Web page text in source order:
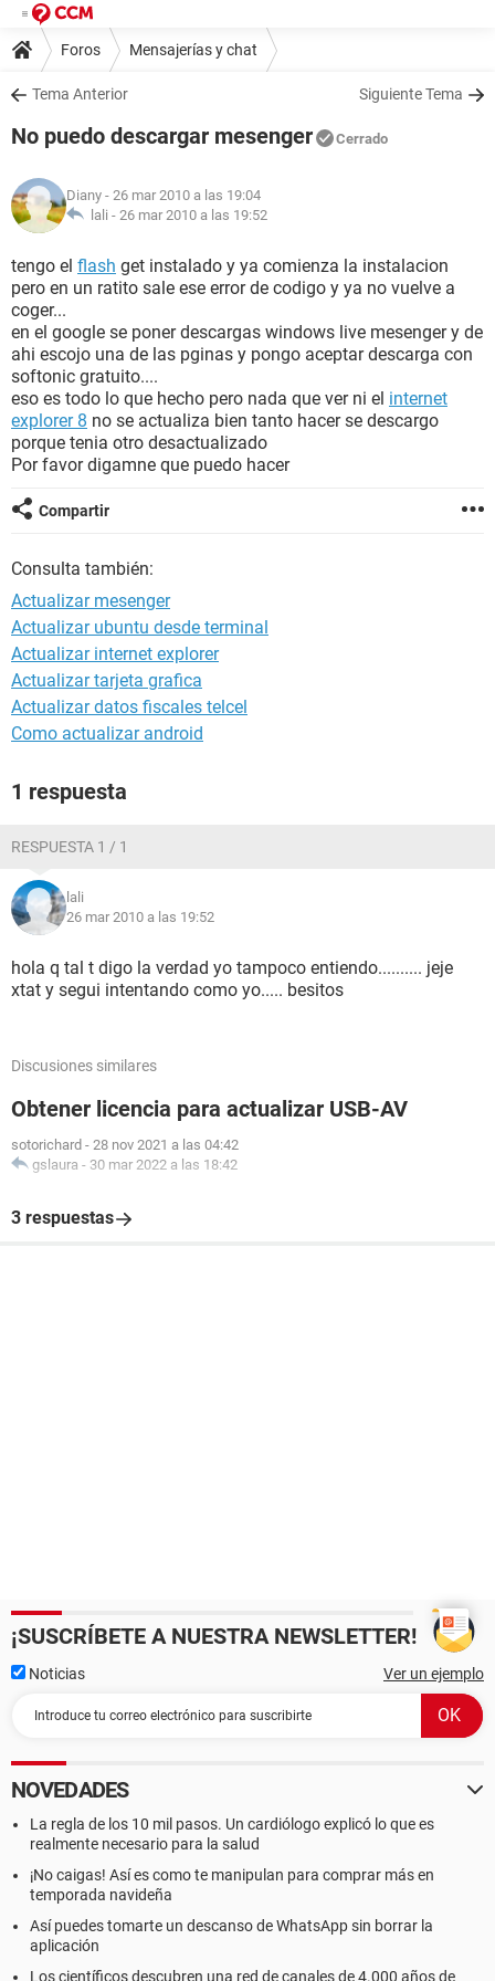
Foros Mensajerías y chat
Tema Anterior Siguiente Tema
No puedo descargar mesenger Cerrado
Diany - 26 mar 2010 a las 19:04
lali - 26 mar 2010 a las 19:52
tengo el flash get instalado y ya comienza la instalacion
pero en un ratito sale ese error de codigo y ya no vuelve a
coger...
en el google se poner descargas windows live mesenger y de
ahi escojo una de las pginas y pongo aceptar descarga con
softonic gratuito....
eso es todo lo que hecho pero nada que ver ni el internet
explorer 8 no se actualiza bien tanto hacer se descargo
porque tenia otro desactualizado
Por favor digamne que puedo hacer
Compartir
Consulta también:
Actualizar mesenger
Actualizar ubuntu desde terminal
Actualizar internet explorer
Actualizar tarjeta grafica
Actualizar datos fiscales telcel
Como actualizar android
1 respuesta
RESPUESTA 1 / 1
lali
26 mar 2010 a las 19:52
hola q tal t digo la verdad yo tampoco entiendo.......... jeje
xtat y segui intentando como yo..... besitos
Discusiones similares
Obtener licencia para actualizar USB-AV
sotorichard - 28 nov 2021 a las 04:42
gslaura - 30 mar 2022 a las 18:42
3 respuestas
¡SUSCRÍBETE A NUESTRA NEWSLETTER!
Noticias Ver un ejemplo
NOVEDADES
La regla de los 10 mil pasos. Un cardiólogo explicó lo que es
realmente necesario para la salud
¡No caigas! Así es como te manipulan para comprar más en
temporada navideña
Así puedes tomarte un descanso de WhatsApp sin borrar la
aplicación
Los científicos descubren una red de canales de 4.000 años de